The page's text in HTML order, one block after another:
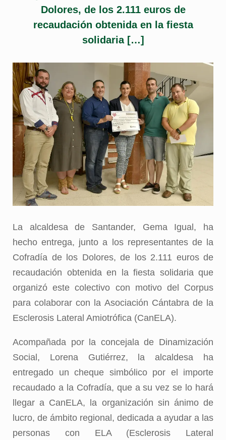
Dolores, de los 2.111 euros de
recaudación obtenida en la fiesta
solidaria […]
La alcaldesa de Santander, Gema Igual, ha
hecho entrega, junto a los representantes de la
Cofradía de los Dolores, de los 2.111 euros de
recaudación obtenida en la fiesta solidaria que
organizó este colectivo con motivo del Corpus
para colaborar con la Asociación Cántabra de la
Esclerosis Lateral Amiotrófica (CanELA).
Acompañada por la concejala de Dinamización
Social, Lorena Gutiérrez, la alcaldesa ha
entregado un cheque simbólico por el importe
recaudado a la Cofradía, que a su vez se lo hará
llegar a CanELA, la organización sin ánimo de
lucro, de ámbito regional, dedicada a ayudar a las
personas con ELA (Esclerosis Lateral